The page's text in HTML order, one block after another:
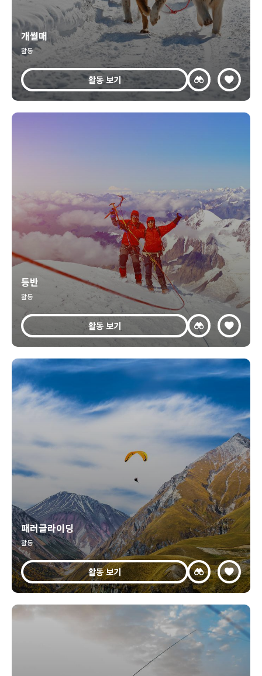
개썰매
활동
활동 보기
등반
활동
활동 보기
패러글라이딩
활동
활동 보기